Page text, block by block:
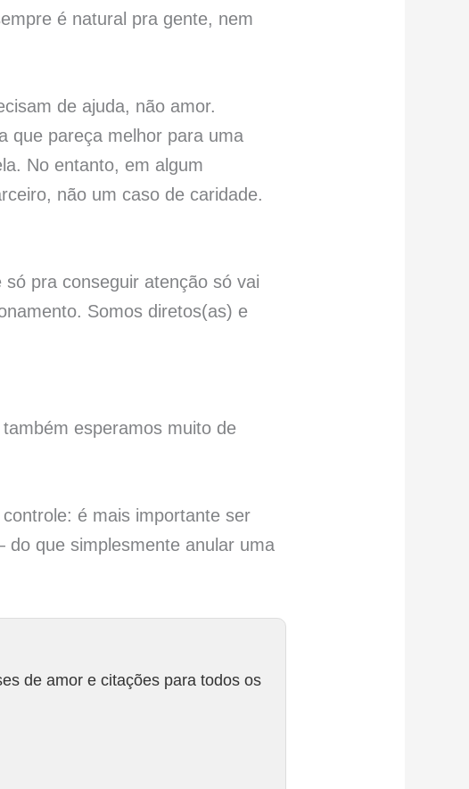
é natural pra gente, nem
de ajuda, não amor.
que pareça melhor para uma
No entanto, em algum
não um caso de caridade.
pra conseguir atenção só vai
Somos diretos(as) e
esperamos muito de
é mais importante ser
que simplesmente anular uma
de amor e citações para todos os